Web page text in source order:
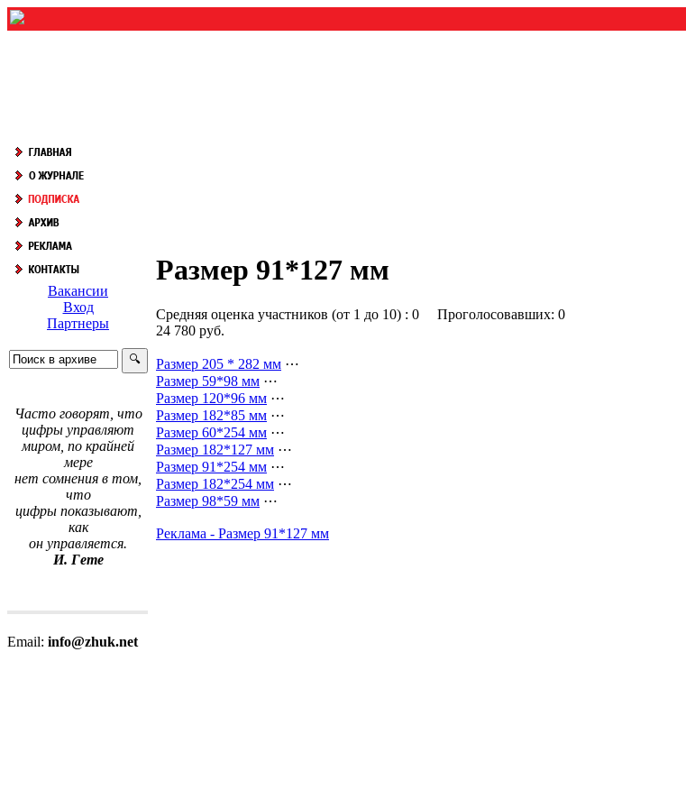
Вакансии
Вход
Партнеры
Часто говорят, что
цифры управляют
миром, по крайней
мере
нет сомнения в том,
что
цифры показывают,
как
он управляется.
И. Гете
Email: info@zhuk.net
Размер 91*127 мм
Средняя оценка участников (от 1 до 10) : 0 Проголосовавших: 0
24 780 руб.
Размер 205 * 282 мм ⋯
Размер 59*98 мм ⋯
Размер 120*96 мм ⋯
Размер 182*85 мм ⋯
Размер 60*254 мм ⋯
Размер 182*127 мм ⋯
Размер 91*254 мм ⋯
Размер 182*254 мм ⋯
Размер 98*59 мм ⋯
Реклама - Размер 91*127 мм